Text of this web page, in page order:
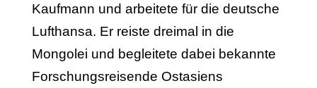
Kaufmann und arbeitete für die deutsche
Lufthansa. Er reiste dreimal in die
Mongolei und begleitete dabei bekannte
Forschungsreisende Ostasiens